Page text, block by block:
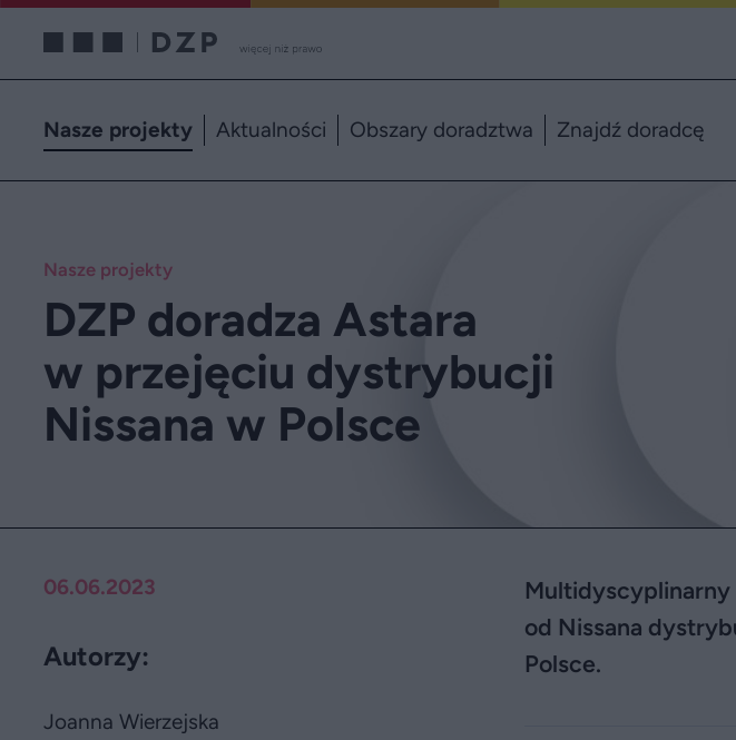
Nasze projekty Aktualności Obszary doradztwa Znajdź doradcę
Nasze projekty
DZP doradza Astara
w przejęciu dystrybucji
Nissana w Polsce
06.06.2023
Autorzy:
Joanna Wierzejska
Multidyscyplinarny
od Nissana
Polsce.